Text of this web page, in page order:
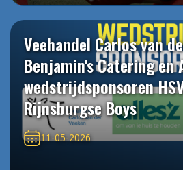
Veehandel Carlos van
Benjamin's Catering en
wedstrijdsponsoren
Rijnsburgse Boys
11-05-2026